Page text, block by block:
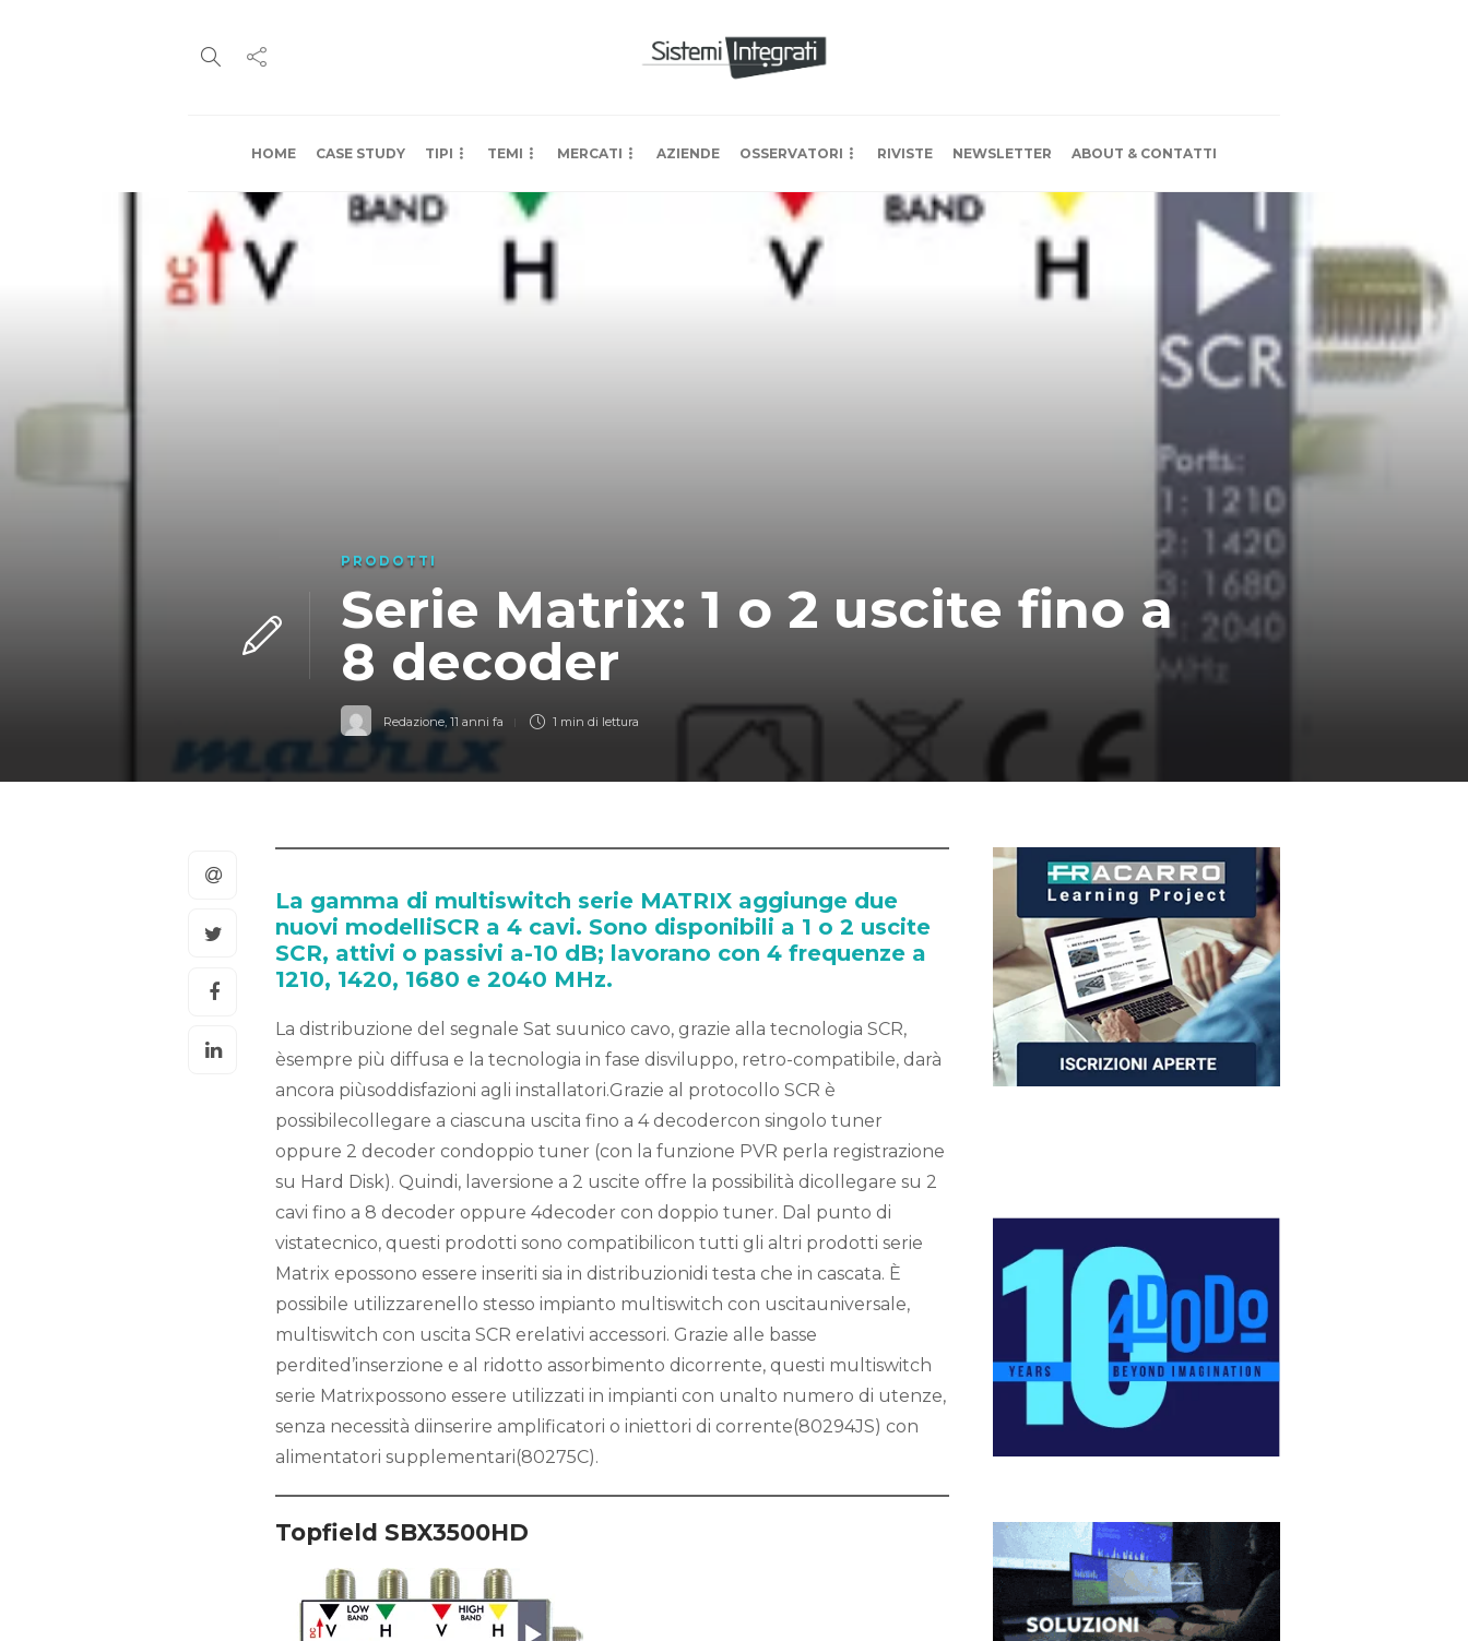
HOME CASE STUDY TIPI TEMI MERCATI AZIENDE OSSERVATORI RIVISTE NEWSLETTER ABOUT & CONTATTI
PRODOTTI
Serie Matrix: 1 o 2 uscite fino a
8 decoder
Redazione, 11 anni fa 1 min di lettura
La gamma di multiswitch serie MATRIX aggiunge due
nuovi modelliSCR a 4 cavi. Sono disponibili a 1 o 2 uscite
SCR, attivi o passivi a-10 dB; lavorano con 4 frequenze a
1210, 1420, 1680 e 2040 MHz.
La distribuzione del segnale Sat suunico cavo, grazie alla tecnologia SCR,
èsempre più diffusa e la tecnologia in fase disviluppo, retro-compatibile, darà
ancora piùsoddisfazioni agli installatori.Grazie al protocollo SCR è
possibilecollegare a ciascuna uscita fino a 4 decodercon singolo tuner
oppure 2 decoder condoppio tuner (con la funzione PVR perla registrazione
su Hard Disk). Quindi, laversione a 2 uscite offre la possibilità dicollegare su 2
cavi fino a 8 decoder oppure 4decoder con doppio tuner. Dal punto di
vistatecnico, questi prodotti sono compatibilicon tutti gli altri prodotti serie
Matrix epossono essere inseriti sia in distribuzionidi testa che in cascata. È
possibile utilizzarenello stesso impianto multiswitch con uscitauniversale,
multiswitch con uscita SCR erelativi accessori. Grazie alle basse
perdited’inserzione e al ridotto assorbimento dicorrente, questi multiswitch
serie Matrixpossono essere utilizzati in impianti con unalto numero di utenze,
senza necessità diinserire amplificatori o iniettori di corrente(80294JS) con
alimentatori supplementari(80275C).
Topfield SBX3500HD